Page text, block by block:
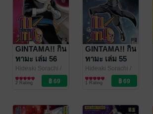
GINTAMA!! กิน
ทามะ เล่ม 56
Hideaki Sorachi /
Siam Inter Comics
การ์ตูนทั่วไป
2 Rating
GINTAMA!! กิน
ทามะ เล่ม 55
Hideaki Sorachi /
Siam Inter Comics
การ์ตูนทั่วไป
1 Rating